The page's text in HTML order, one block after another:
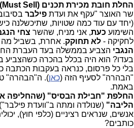
החלת חובת מכירת תכנים (Must Sell) בדגש על נושא הספורט
שר האוצר "עקף את ועדתפילבר
(יחד עם עוד כמה שטויות, שתיכשלנה
השימוע כעת, אני מניח, שהשר צחי
לחקיקה -לא תחוקק. אחרת, בשביל מה
הנגבי הצביע בממשלה בעד העברת
בעדו? הוא היה בכלל בהכרה
בלי כל פרסום, כנראה בעקבות הכתבה
"הבהרה" לסעיף הזה (כאן). ה"הבהרה"
באמת.
החלפת "חבילת הבסיס" (שהחליפה
הליבה" (שנולדה ומתה ב"וועדת
אנשים, שנראים רציניים (כלפי חוץ),
כותבים?